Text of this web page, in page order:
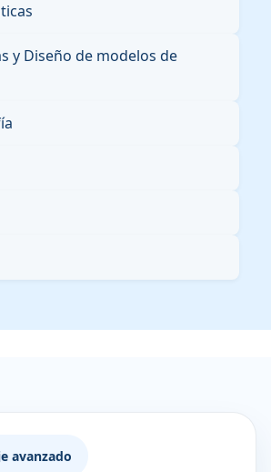
y Diseño de modelos de
avanzado